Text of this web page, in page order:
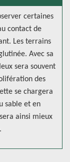
certaines
contact de
Les terrains
Avec sa
sera souvent
des
se chargera
sable et en
ainsi mieux